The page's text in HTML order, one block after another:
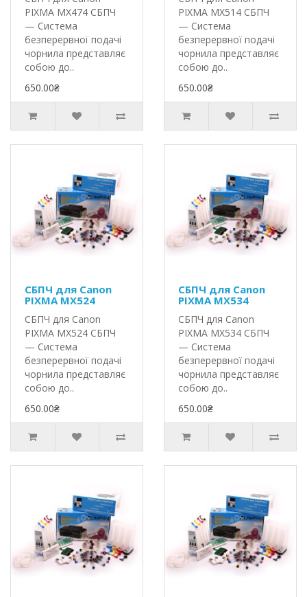
PIXMA MX474 СБПЧ
— Система
безперервної подачі
чорнила представляє
собою до..
650.00₴
PIXMA MX514 СБПЧ
— Система
безперервної подачі
чорнила представляє
собою до..
650.00₴
СБПЧ для Canon
PIXMA MX524
СБПЧ для Canon
PIXMA MX524 СБПЧ
— Система
безперервної подачі
чорнила представляє
собою до..
650.00₴
СБПЧ для Canon
PIXMA MX534
СБПЧ для Canon
PIXMA MX534 СБПЧ
— Система
безперервної подачі
чорнила представляє
собою до..
650.00₴